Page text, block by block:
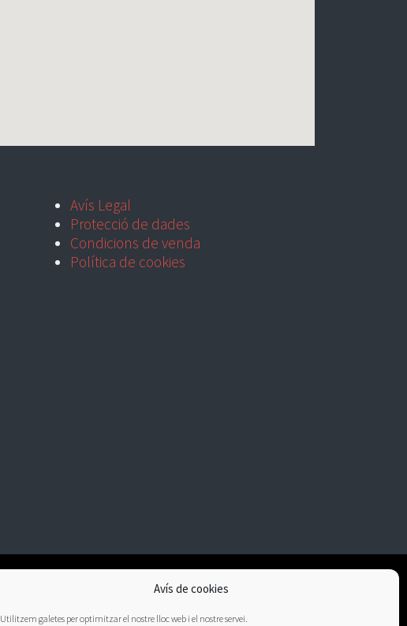
Avís de cookies
Utilitzem galetes per optimitzar el nostre lloc web i el nostre servei.
Avís Legal
Protecció de dades
Condicions de venda
Política de cookies